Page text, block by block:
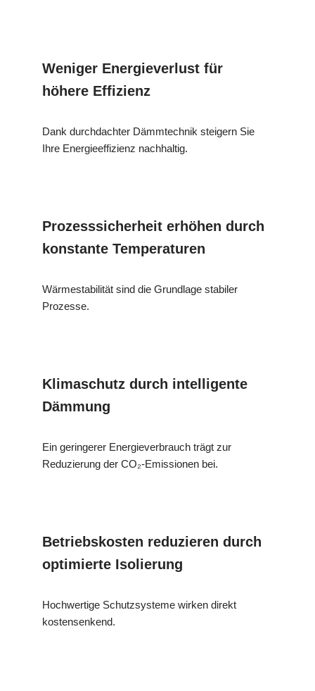
Weniger Energieverlust für
höhere Effizienz
Dank durchdachter Dämmtechnik steigern Sie
Ihre Energieeffizienz nachhaltig.
Prozesssicherheit erhöhen durch
konstante Temperaturen
Wärmestabilität sind die Grundlage stabiler
Prozesse.
Klimaschutz durch intelligente
Dämmung
Ein geringerer Energieverbrauch trägt zur
Reduzierung der CO₂-Emissionen bei.
Betriebskosten reduzieren durch
optimierte Isolierung
Hochwertige Schutzsysteme wirken direkt
kostensenkend.